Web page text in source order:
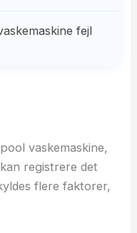
fejl
vaskemaskine,
registrere det
flere faktorer,